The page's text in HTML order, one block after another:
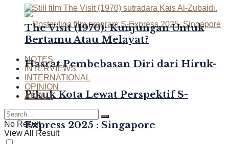
Hasrat Pembebasan Diri dari Hiruk-
Pikuk Kota Lewat Perspektif S-
Express 2025 : Singapore
The Visit (1970): Kunjungan Untuk
Bertamu Atau Melayat?
NOTES
INTERVIEWS
INTERNATIONAL
OPINION
ABOUT
No Result
View All Result